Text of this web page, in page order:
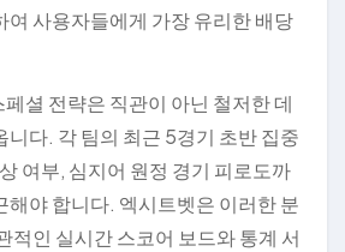
여 사용자들에게 가장 유리한 배당
셜 전략은 직관이 아닌 철저한 데
니다. 각 팀의 최근 5경기 초반 집중
여부, 심지어 원정 경기 피로도까
해야 합니다. 엑시트벳은 이러한 분
적인 실시간 스코어 보드와 통계 서